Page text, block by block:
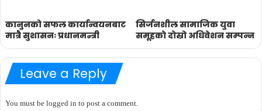
कानुनको सफल कार्यान्वयनबाट
मात्रै सुशासनः प्रधानमन्त्री
सिर्जनशील सामाजिक युवा
समूहकाे दोस्रो अधिवेशन सम्पन्न
Leave a Reply
You must be logged in to post a comment.